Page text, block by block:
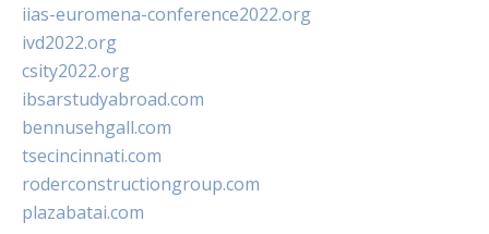
iias-euromena-conference2022.org
ivd2022.org
csity2022.org
ibsarstudyabroad.com
bennusehgall.com
tsecincinnati.com
roderconstructiongroup.com
plazabatai.com